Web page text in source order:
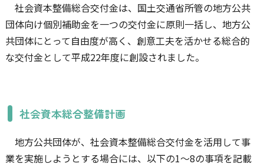
社会資本整備総合交付金は、国土交通省所管の地方公共
団体向け個別補助金を一つの交付金に原則一括し、地方公
共団体にとって自由度が高く、創意工夫を活かせる総合的
な交付金として平成22年度に創設されました。
社会資本総合整備計画
地方公共団体が、社会資本整備総合交付金を活用して事
業を実施しようとする場合には、以下の1～8の事項を記載